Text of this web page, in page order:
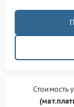
Стоимость